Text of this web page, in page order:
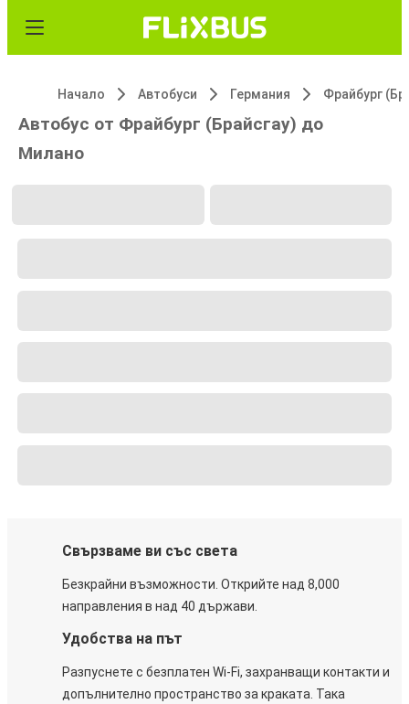
Начало Автобуси Германия Фрайбург
Автобус от Фрайбург (Брайсгау) до
Милано
Свързваме ви със света
Безкрайни възможности. Открийте над 8,000
направления в над 40 държави.
Удобства на път
Разпуснете с безплатен Wi-Fi, захранващи контакти и
допълнително пространство за краката. Така